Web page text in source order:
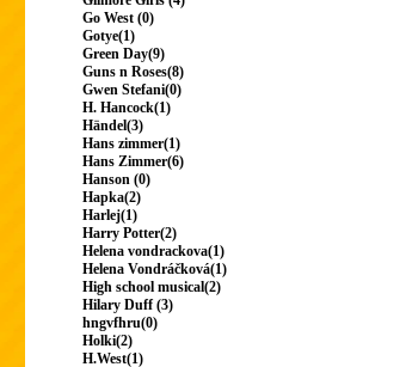
Go West (0)
Gotye(1)
Green Day(9)
Guns n Roses(8)
Gwen Stefani(0)
H. Hancock(1)
Händel(3)
Hans zimmer(1)
Hans Zimmer(6)
Hanson (0)
Hapka(2)
Harlej(1)
Harry Potter(2)
Helena vondrackova(1)
Helena Vondráčková(1)
High school musical(2)
Hilary Duff (3)
hngvfhru(0)
Holki(2)
H.West(1)